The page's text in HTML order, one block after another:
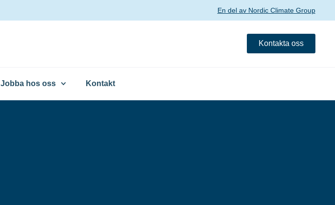
En del av Nordic Climate Group
Kontakta oss
Jobba hos oss Kontakt